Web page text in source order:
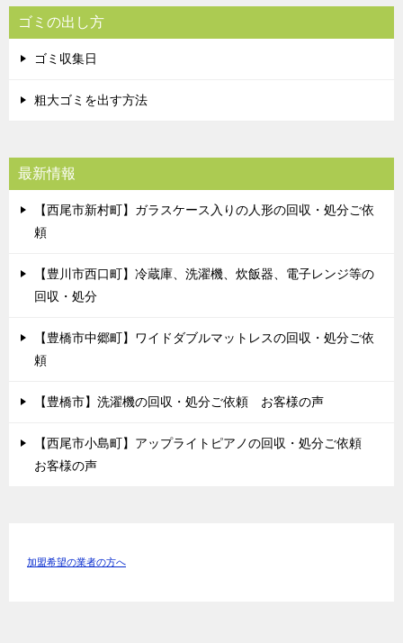
ゴミの出し方
ゴミ収集日
粗大ゴミを出す方法
最新情報
【西尾市新村町】ガラスケース入りの人形の回収・処分ご依
頼
【豊川市西口町】冷蔵庫、洗濯機、炊飯器、電子レンジ等の
回収・処分
【豊橋市中郷町】ワイドダブルマットレスの回収・処分ご依
頼
【豊橋市】洗濯機の回収・処分ご依頼 お客様の声
【西尾市小島町】アップライトピアノの回収・処分ご依頼
お客様の声
加盟希望の業者の方へ